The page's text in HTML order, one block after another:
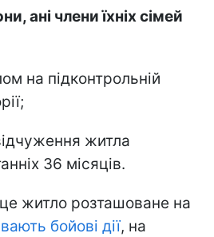
ані члени їхніх сімей
на підконтрольній
житла
36 місяців.
житло розташоване на
бойові дії, на